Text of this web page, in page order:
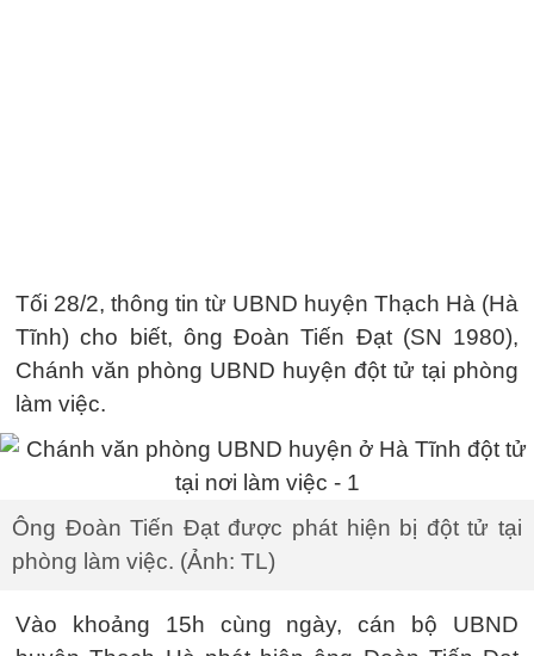
Tối 28/2, thông tin từ UBND huyện Thạch Hà (Hà
Tĩnh) cho biết, ông Đoàn Tiến Đạt (SN 1980),
Chánh văn phòng UBND huyện đột tử tại phòng
làm việc.
Ông Đoàn Tiến Đạt được phát hiện bị đột tử tại
phòng làm việc. (Ảnh: TL)
Vào khoảng 15h cùng ngày, cán bộ UBND